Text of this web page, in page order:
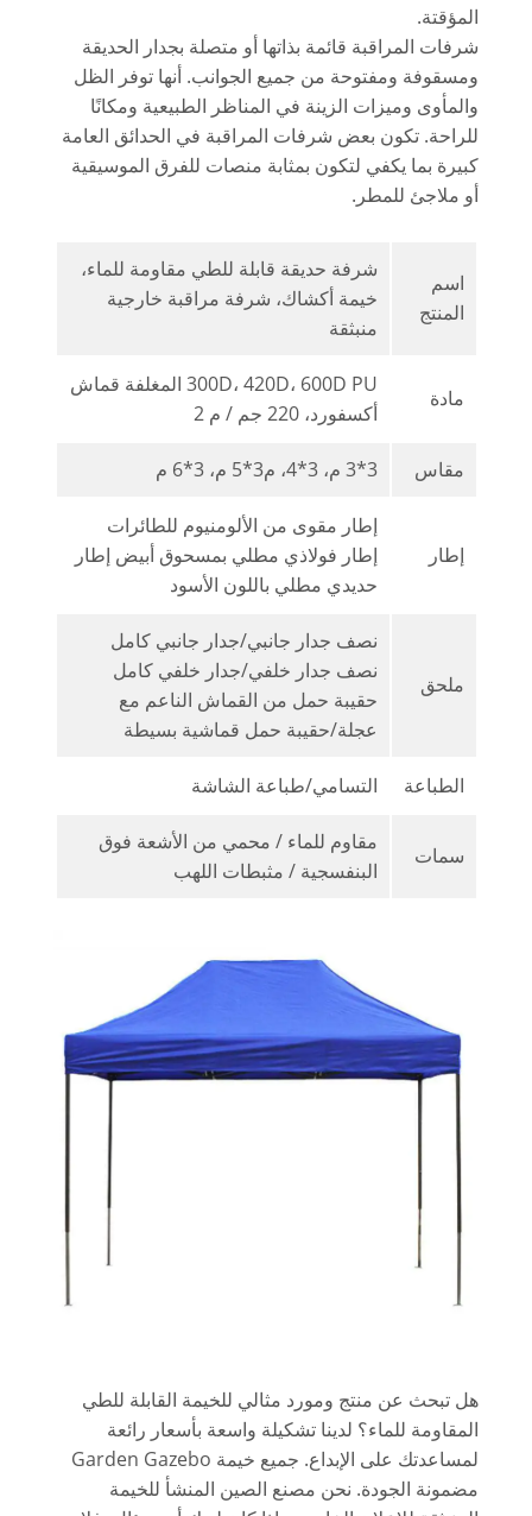
المؤقتة.
شرفات المراقبة قائمة بذاتها أو متصلة بجدار الحديقة
ومسقوفة ومفتوحة من جميع الجوانب. أنها توفر الظل
والمأوى وميزات الزينة في المناظر الطبيعية ومكانًا
للراحة. تكون بعض شرفات المراقبة في الحدائق العامة
كبيرة بما يكفي لتكون بمثابة منصات للفرق الموسيقية
أو ملاجئ للمطر.
اسم
المنتج
شرفة حديقة قابلة للطي مقاومة للماء،
خيمة أكشاك، شرفة مراقبة خارجية
منبثقة
مادة
300D، 420D، 600D PU المغلفة قماش
أكسفورد، 220 جم / م 2
مقاس 3*3 م، 3*4، م3*5 م، 3*6 م
إطار
إطار مقوى من الألومنيوم للطائرات
إطار فولاذي مطلي بمسحوق أبيض إطار
حديدي مطلي باللون الأسود
ملحق
نصف جدار جانبي/جدار جانبي كامل
نصف جدار خلفي/جدار خلفي كامل
حقيبة حمل من القماش الناعم مع
عجلة/حقيبة حمل قماشية بسيطة
الطباعة التسامي/طباعة الشاشة
سمات
مقاوم للماء / محمي من الأشعة فوق
البنفسجية / مثبطات اللهب
هل تبحث عن منتج ومورد مثالي للخيمة القابلة للطي
المقاومة للماء؟ لدينا تشكيلة واسعة بأسعار رائعة
لمساعدتك على الإبداع. جميع خيمة Garden Gazebo
مضمونة الجودة. نحن مصنع الصين المنشأ للخيمة